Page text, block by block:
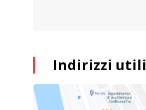
Indirizzi utili